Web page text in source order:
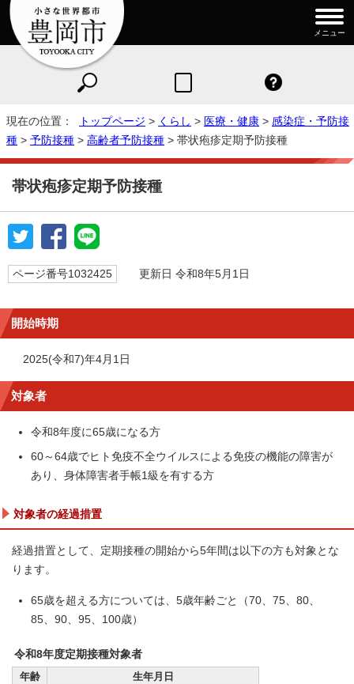
メニュー
現在の位置： トップページ > くらし > 医療・健康 > 感染症・予防接
種 > 予防接種 > 高齢者予防接種 > 帯状疱疹定期予防接種
帯状疱疹定期予防接種
ページ番号1032425 更新日 令和8年5月1日
開始時期
2025(令和7)年4月1日
対象者
令和8年度に65歳になる方
60～64歳でヒト免疫不全ウイルスによる免疫の機能の障害が
あり、身体障害者手帳1級を有する方
対象者の経過措置
経過措置として、定期接種の開始から5年間は以下の方も対象とな
ります。
65歳を超える方については、5歳年齢ごと（70、75、80、
85、90、95、100歳）
令和8年度定期接種対象者
年齢
生年月日